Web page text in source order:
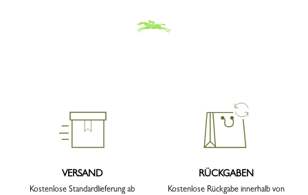
VERSAND
Kostenlose Standardlieferung ab
RÜCKGABEN
Kostenlose Rückgabe innerhalb von